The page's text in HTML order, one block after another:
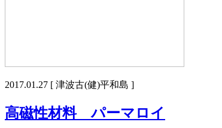
2017.01.27 [ 津波古(健)平和島 ]
高磁性材料 パーマロイ